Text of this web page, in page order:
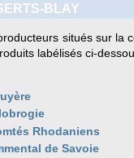
BLAY
situés sur la
labélisés ci-
Rhodaniens
de Savoie